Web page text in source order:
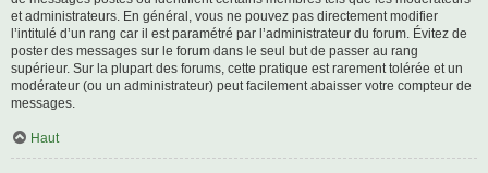
et administrateurs. En général, vous ne pouvez pas directement modifier
l’intitulé d’un rang car il est paramétré par l’administrateur du forum. Évitez de
poster des messages sur le forum dans le seul but de passer au rang
supérieur. Sur la plupart des forums, cette pratique est rarement tolérée et un
modérateur (ou un administrateur) peut facilement abaisser votre compteur de
messages.
Haut